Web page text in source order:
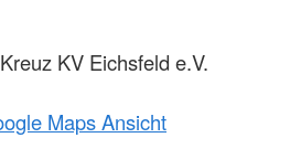
KV Eichsfeld e.V.
Maps Ansicht